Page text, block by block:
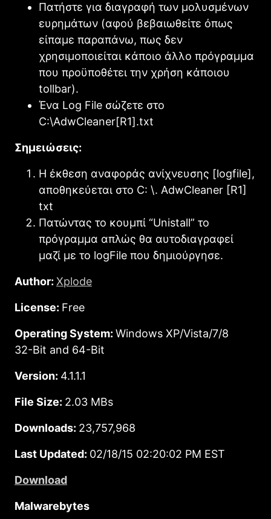
Πατήστε για διαγραφή των μολυσμένων
ευρημάτων (αφού βεβαιωθείτε όπως
είπαμε παραπάνω, πως δεν
χρησιμοποιείται κάποιο άλλο πρόγραμμα
που προϋποθέτει την χρήση κάποιου
tollbar).
Ένα Log File σώζετε στο
C:\AdwCleaner[R1].txt
Σημειώσεις:
Η έκθεση αναφοράς ανίχνευσης [logfile],
αποθηκεύεται στο C: \. AdwCleaner [R1]
txt
Πατώντας το κουμπί “Unistall” το
πρόγραμμα απλώς θα αυτοδιαγραφεί
μαζί με το logFile που δημιούργησε.
Author: Xplode
License: Free
Operating System: Windows XP/Vista/7/8
32-Bit and 64-Bit
Version: 4.1.1.1
File Size: 2.03 MBs
Downloads: 23,757,968
Last Updated: 02/18/15 02:20:02 PM EST
Download
Malwarebytes